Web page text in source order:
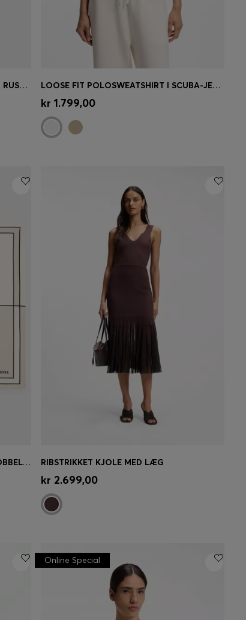
BOSS REVERS BUCKET BAG I PRINTET RUSKIND MED BÆLTEDETALJE
Hurtigkøb
LOOSE FIT POLOSWEATSHIRT I SCUBA-JERSEY
kr 1.799,00
TØRKLÆDE I SILKE MED PRINT OG DOBBELT B-MONOGRAMMER
Hurtigkøb
RIBSTRIKKET KJOLE MED LÆG
kr 2.699,00
Online Special